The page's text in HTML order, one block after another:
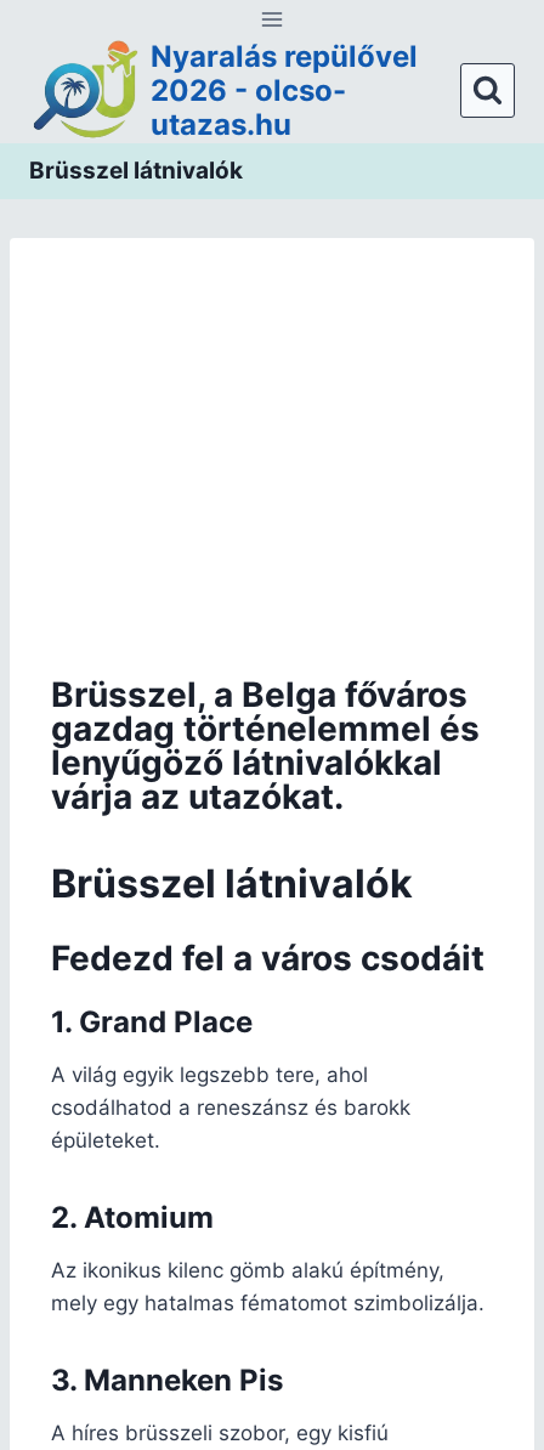
Nyaralás repülővel
2026 - olcso-
utazas.hu
Brüsszel látnivalók
Brüsszel, a Belga főváros
gazdag történelemmel és
lenyűgöző látnivalókkal
várja az utazókat.
Brüsszel látnivalók
Fedezd fel a város csodáit
1. Grand Place
A világ egyik legszebb tere, ahol
csodálhatod a reneszánsz és barokk
épületeket.
2. Atomium
Az ikonikus kilenc gömb alakú építmény,
mely egy hatalmas fématomot szimbolizálja.
3. Manneken Pis
A híres brüsszeli szobor, egy kisfiú